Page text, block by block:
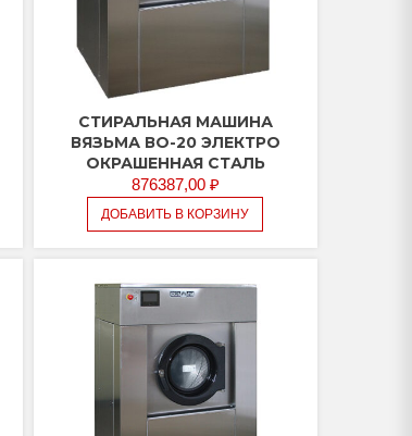
СТИРАЛЬНАЯ МАШИНА
ВЯЗЬМА ВО-20 ЭЛЕКТРО
ОКРАШЕННАЯ СТАЛЬ
876387,00 ₽
ДОБАВИТЬ В КОРЗИНУ